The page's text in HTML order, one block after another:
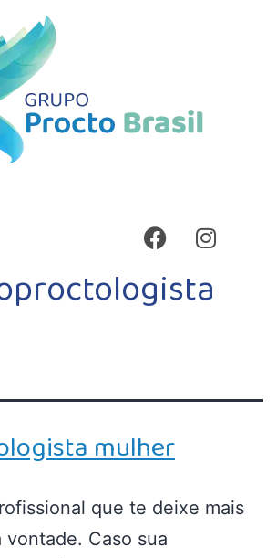
mulher
que te deixe mais
vontade. Caso sua